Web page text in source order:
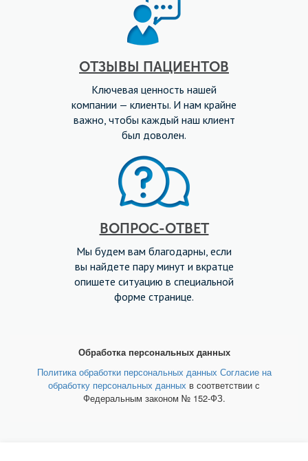
ОТЗЫВЫ ПАЦИЕНТОВ
Ключевая ценность нашей
компании — клиенты. И нам крайне
важно, чтобы каждый наш клиент
был доволен.
ВОПРОС-ОТВЕТ
Мы будем вам благодарны, если
вы найдете пару минут и вкратце
опишете ситуацию в специальной
форме странице.
Обработка персональных данных
Политика обработки персональных данных Согласие на
обработку персональных данных в соответствии с
Федеральным законом № 152-ФЗ.